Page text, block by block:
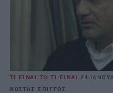
ΤΙ ΕΙΝΑΙ ΤΟ ΤΙ ΕΙΝΑΙ 24
ΚΩΣΤΑΣ ΣΠΙΓΓΟΣ